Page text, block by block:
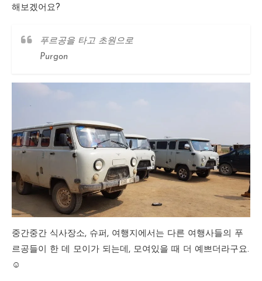
해보겠어요?
푸르공을 타고 초원으로
Purgon
중간중간 식사장소, 슈퍼, 여행지에서는 다른 여행사들의 푸
르공들이 한 데 모이가 되는데, 모여있을 때 더 예쁘더라구요.
☺️